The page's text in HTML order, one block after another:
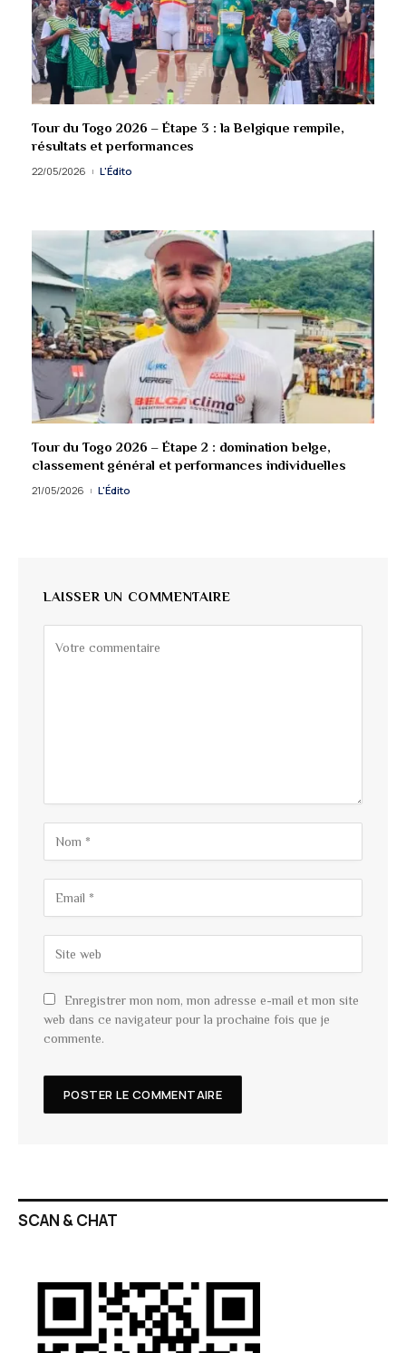
Tour du Togo 2026 – Étape 3 : la Belgique rempile,
résultats et performances
22/05/2026 L'Édito
Tour du Togo 2026 – Étape 2 : domination belge,
classement général et performances individuelles
21/05/2026 L'Édito
LAISSER UN COMMENTAIRE
Enregistrer mon nom, mon adresse e-mail et mon site
web dans ce navigateur pour la prochaine fois que je
commente.
SCAN & CHAT